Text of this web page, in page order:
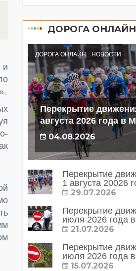
и
ДОРОГА ОНЛАЙН
ДОРОГА ОНЛАЙН НОВОСТИ
Перекрытие
августа 2026 года в
04.08.2026
Перекрытие
1 августа 20026
29.07.2026
Перекрытие
июля 2026 года
21.07.2026
Перекрытие
июля 2026 года
15.07.2026